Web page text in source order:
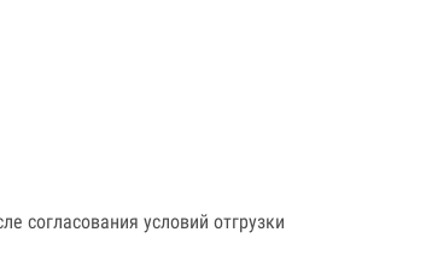
согласования условий отгрузки